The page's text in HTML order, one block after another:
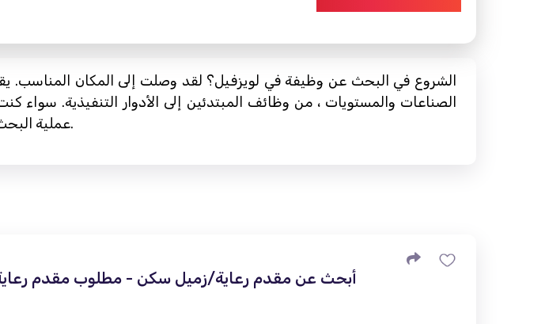
الشروع في البحث عن وظيفة في لويزفيل؟ لقد وصلت إلى المكان
الصناعات والمستويات ، من وظائف المبتدئين إلى الأدوار التنفيذية.
عملية البحث الخاصة بك ، مما يسهل عليك الحصول على وظيفة أحلامك في لويزفيل.
أبحث عن مقدم رعاية/زميل سكن - مطلوب مقدم رعاية -